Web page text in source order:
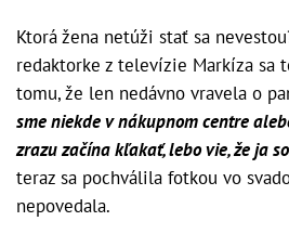
Ktorá žena netúži stať sa
redaktorke z televízie Markíza sa
tomu, že len nedávno vravela o
sme niekde v nákupnom centre
zrazu začína kľakať, lebo vie, že ja
teraz sa pochválila fotkou vo
nepovedala.